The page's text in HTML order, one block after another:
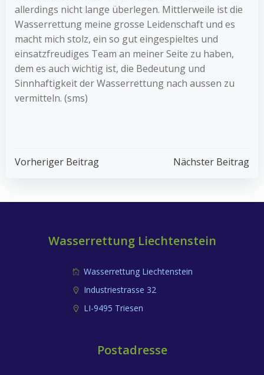
allerdings nicht lange überlegen. Mittlerweile ist die
Wasserrettung meine grosse Leidenschaft und es
macht mich stolz, ein so gut eingespieltes und
einsatzfreudiges Team an meiner Seite zu haben,
dem es auch wichtig ist, die Bedeutung und
Sinnhaftigkeit der Wasserrettung nach aussen zu
vermitteln. (sms)
Post
Navigation
Vorheriger Beitrag
Post
Navigation
Nächster Beitrag
Wasserrettung Liechtenstein
Wasserrettung Liechtenstein
Industriestrasse 32
LI-9495 Triesen
Postadresse